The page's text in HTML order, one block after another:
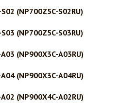
(NP700Z5C-S02RU)
(NP700Z5C-S03RU)
(NP900X3C-A03RU)
(NP900X3C-A04RU)
(NP900X4C-A02RU)